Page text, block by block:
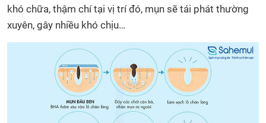
khó chữa, thậm chí tại vị trí đó, mụn sẽ tái phát thường
xuyên, gây nhiều khó chịu…